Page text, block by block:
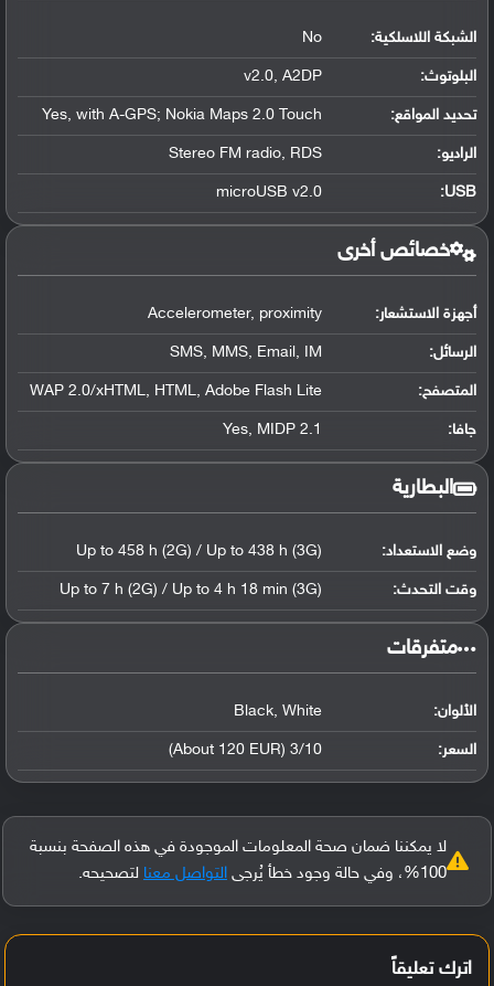
الشبكة اللاسلكية: No
البلوتوث:
v2.0, A2DP
تحديد المواقع:
Yes, with A-GPS; Nokia Maps 2.0 Touch
الراديو: Stereo FM radio, RDS
USB
:
microUSB v2.0
خصائص أخرى
أجهزة الاستشعار: Accelerometer, proximity
الرسائل: SMS, MMS, Email, IM
المتصفح: WAP 2.0/xHTML, HTML, Adobe Flash Lite
جافا: Yes, MIDP 2.1
البطارية
وضع الاستعداد: Up to 458 h (2G) / Up to 438 h (3G)
وقت التحدث: Up to 7 h (2G) / Up to 4 h 18 min (3G)
‏متفرقات‏
الألوان: Black, White
السعر: 3/10 (About 120 EUR)
لا يمكننا ضمان صحة المعلومات الموجودة في هذه الصفحة بنسبة
100%، وفي حالة وجود خطأ يُرجى
التواصل معنا لتصحيحه.
اترك تعليقاً